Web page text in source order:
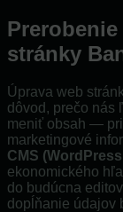
stránky
Úprava web
dôvod, prečo nás
meniť obsah —
marketingové
CMS
ekonomického
do budúcna
dopĺňanie údajov